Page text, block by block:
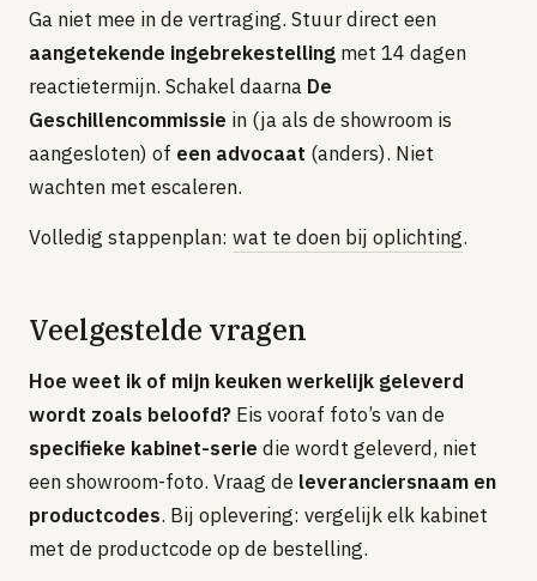
Ga niet mee in de vertraging. Stuur direct een
aangetekende ingebrekestelling met 14 dagen
reactietermijn. Schakel daarna De
Geschillencommissie in (ja als de showroom is
aangesloten) of een advocaat (anders). Niet
wachten met escaleren.
Volledig stappenplan: wat te doen bij oplichting.
Veelgestelde vragen
Hoe weet ik of mijn keuken werkelijk geleverd
wordt zoals beloofd? Eis vooraf foto’s van de
specifieke kabinet-serie die wordt geleverd, niet
een showroom-foto. Vraag de leveranciersnaam en
productcodes. Bij oplevering: vergelijk elk kabinet
met de productcode op de bestelling.